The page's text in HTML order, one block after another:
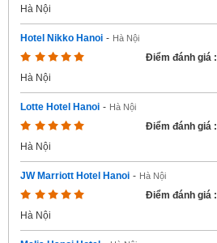
Hà Nội
Hotel Nikko Hanoi - Hà Nội
Điểm đánh giá :
Hà Nội
Lotte Hotel Hanoi - Hà Nội
Điểm đánh giá :
Hà Nội
JW Marriott Hotel Hanoi - Hà Nội
Điểm đánh giá :
Hà Nội